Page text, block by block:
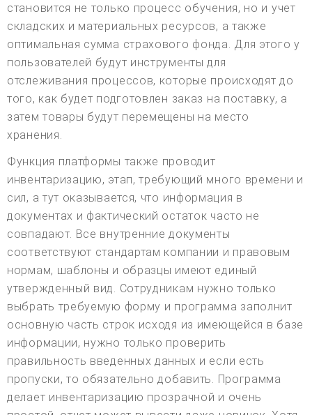
становится не только процесс обучения, но и учет
складских и материальных ресурсов, а также
оптимальная сумма страхового фонда. Для этого у
пользователей будут инструменты для
отслеживания процессов, которые происходят до
того, как будет подготовлен заказ на поставку, а
затем товары будут перемещены на место
хранения.
Функция платформы также проводит
инвентаризацию, этап, требующий много времени и
сил, а тут оказывается, что информация в
документах и фактический остаток часто не
совпадают. Все внутренние документы
соответствуют стандартам компании и правовым
нормам, шаблоны и образцы имеют единый
утвержденный вид. Сотрудникам нужно только
выбрать требуемую форму и программа заполнит
основную часть строк исходя из имеющейся в базе
информации, нужно только проверить
правильность введенных данных и если есть
пропуски, то обязательно добавить. Программа
делает инвентаризацию прозрачной и очень